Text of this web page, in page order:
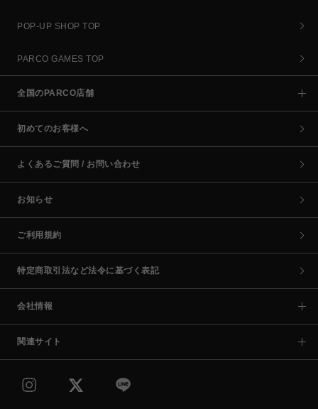
POP-UP SHOP TOP
PARCO GAMES TOP
全国のPARCO店舗
初めてのお客様へ
よくあるご質問 / お問い合わせ
お知らせ
ご利用規約
特定商取引法など法令に基づく表記
会社情報
関連サイト